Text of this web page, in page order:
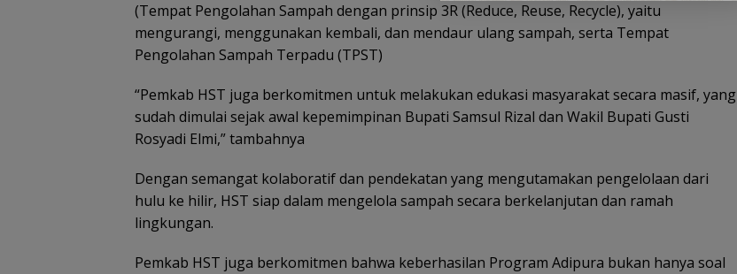
(Tempat Pengolahan Sampah dengan prinsip 3R (Reduce, Reuse, Recycle), yaitu
mengurangi, menggunakan kembali, dan mendaur ulang sampah, serta Tempat
Pengolahan Sampah Terpadu (TPST)
“Pemkab HST juga berkomitmen untuk melakukan edukasi masyarakat secara masif, yang
sudah dimulai sejak awal kepemimpinan Bupati Samsul Rizal dan Wakil Bupati Gusti
Rosyadi Elmi,” tambahnya
Dengan semangat kolaboratif dan pendekatan yang mengutamakan pengelolaan dari
hulu ke hilir, HST siap dalam mengelola sampah secara berkelanjutan dan ramah
lingkungan.
Pemkab HST juga berkomitmen bahwa keberhasilan Program Adipura bukan hanya soal